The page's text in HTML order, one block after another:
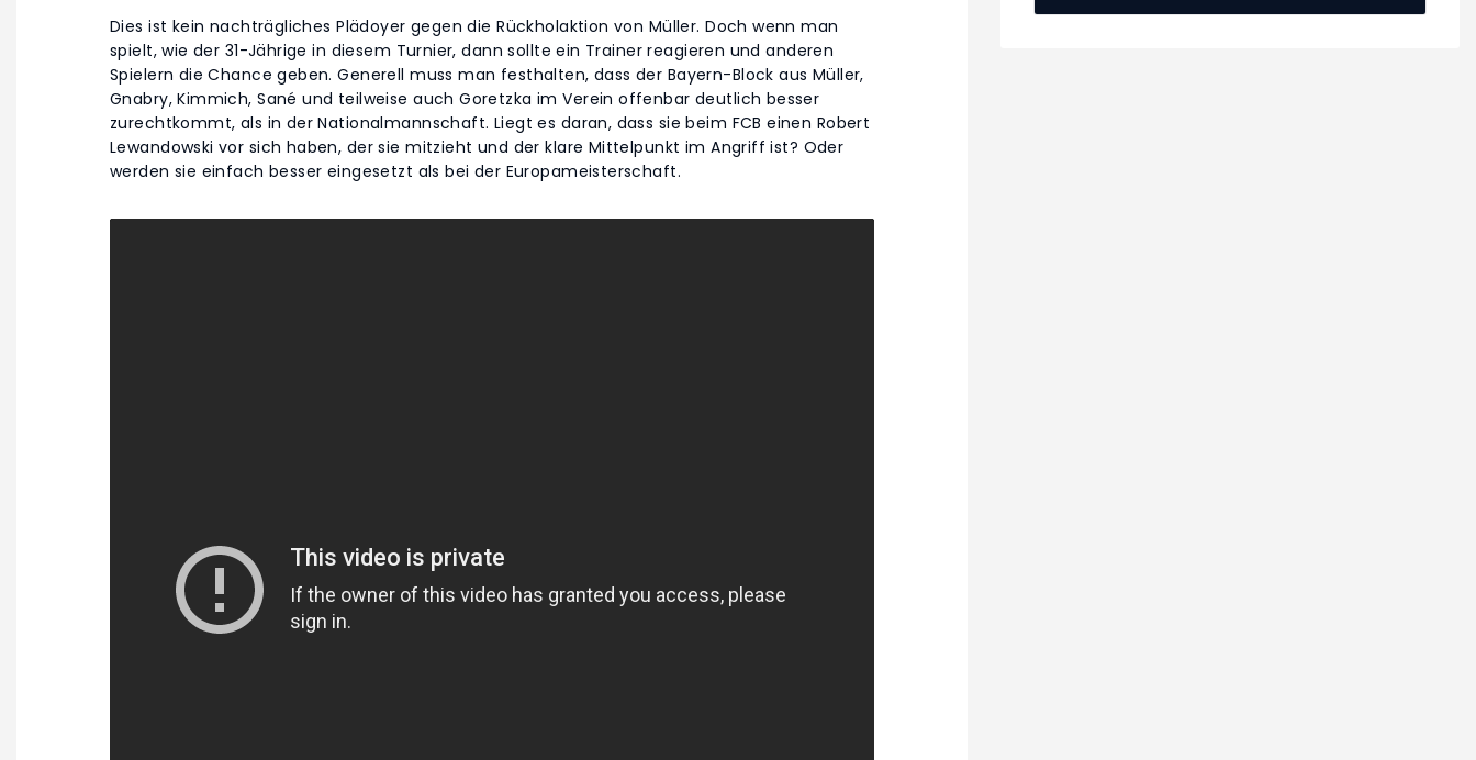
Dies ist kein nachträgliches Plädoyer gegen die Rückholaktion von Müller. Doch wenn man
spielt, wie der 31-Jährige in diesem Turnier, dann sollte ein Trainer reagieren und anderen
Spielern die Chance geben. Generell muss man festhalten, dass der Bayern-Block aus Müller,
Gnabry, Kimmich, Sané und teilweise auch Goretzka im Verein offenbar deutlich besser
zurechtkommt, als in der Nationalmannschaft. Liegt es daran, dass sie beim FCB einen Robert
Lewandowski vor sich haben, der sie mitzieht und der klare Mittelpunkt im Angriff ist? Oder
werden sie einfach besser eingesetzt als bei der Europameisterschaft.